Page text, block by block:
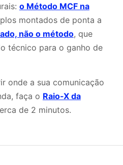
o Método MCF na
montados de ponta a
não o método, que
técnico para o ganho de
onde a sua comunicação
faça o Raio-X da
de 2 minutos.